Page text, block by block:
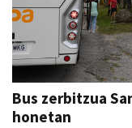
Bus zerbitzua
honetan